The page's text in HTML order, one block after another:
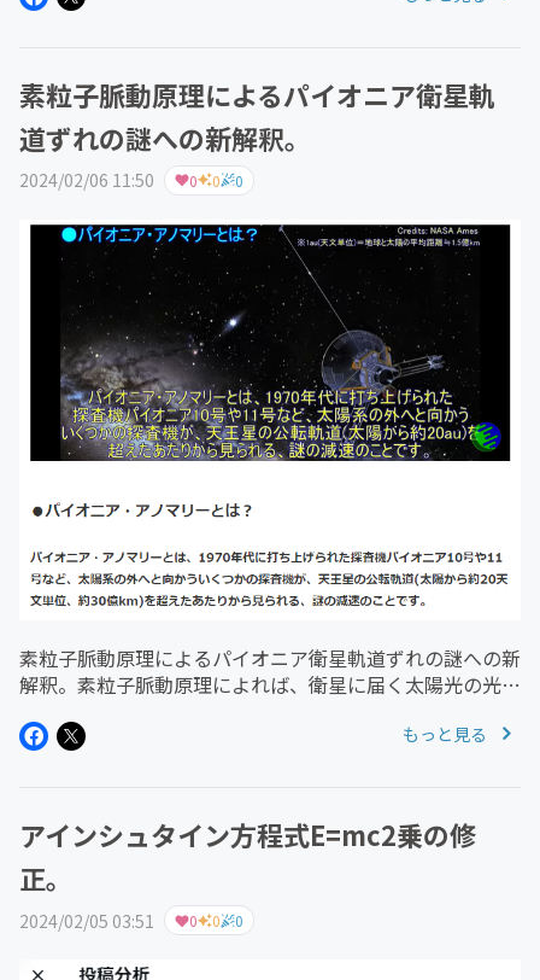
素粒子脈動原理によるパイオニア衛星軌
道ずれの謎への新解釈。
2024/02/06 11:50 0 0 0
素粒子脈動原理によるパイオニア衛星軌道ずれの謎への新
解釈。素粒子脈動原理によれば、衛星に届く太陽光の光子
だが、20年間の蓄積が無重力状態の衛星軌道に影響が現
もっと見る
アインシュタイン方程式E=mc2乗の修
正。
2024/02/05 03:51 0 0 0